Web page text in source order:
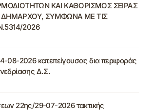
ΚΑΙ ΚΑΘΟΡΙΣΜΟΣ ΣΕΙΡΑΣ
ΣΥΜΦΩΝΑ ΜΕ ΤΙΣ
2026
08-2026 κατεπείγουσας δια περιφοράς
Δ.Σ.
22ης/29-07-2026 τακτικής